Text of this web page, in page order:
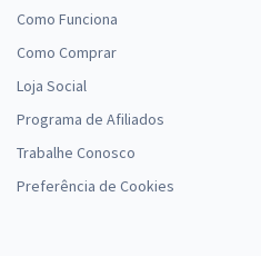
Como Funciona
Como Comprar
Loja Social
Programa de Afiliados
Trabalhe Conosco
Preferência de Cookies